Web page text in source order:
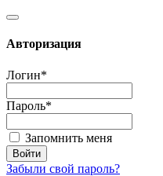
Авторизация
Логин*
Пароль*
Запомнить меня
Забыли свой пароль?